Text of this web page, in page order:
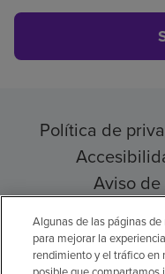
Política de
Aviso
Algunas de las páginas
para mejorar la
rendimiento y el tráfico en